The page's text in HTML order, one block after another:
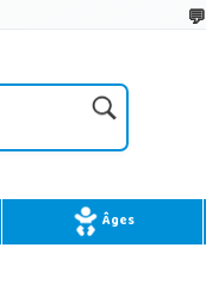
Âges